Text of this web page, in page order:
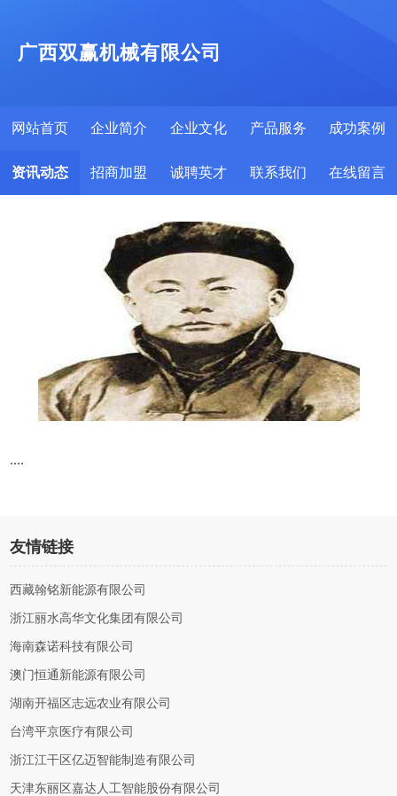
广西双赢机械有限公司
网站首页 企业简介 企业文化 产品服务 成功案例
资讯动态 招商加盟 诚聘英才 联系我们 在线留言
....
友情链接
西藏翰铭新能源有限公司
浙江丽水高华文化集团有限公司
海南森诺科技有限公司
澳门恒通新能源有限公司
湖南开福区志远农业有限公司
台湾平京医疗有限公司
浙江江干区亿迈智能制造有限公司
天津东丽区嘉达人工智能股份有限公司